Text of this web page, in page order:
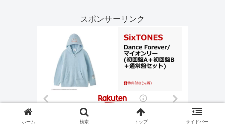
スポンサーリンク
ホーム 検索 トップ サイドバー